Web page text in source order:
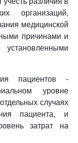
организаций,
медицинской
причинами и
пациентов -
уровне
случаях
пациента, и
затрат на